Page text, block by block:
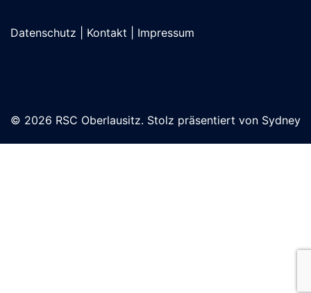
Datenschutz Kontakt Impressum
© 2026 RSC Oberlausitz. Stolz präsentiert von Sydney